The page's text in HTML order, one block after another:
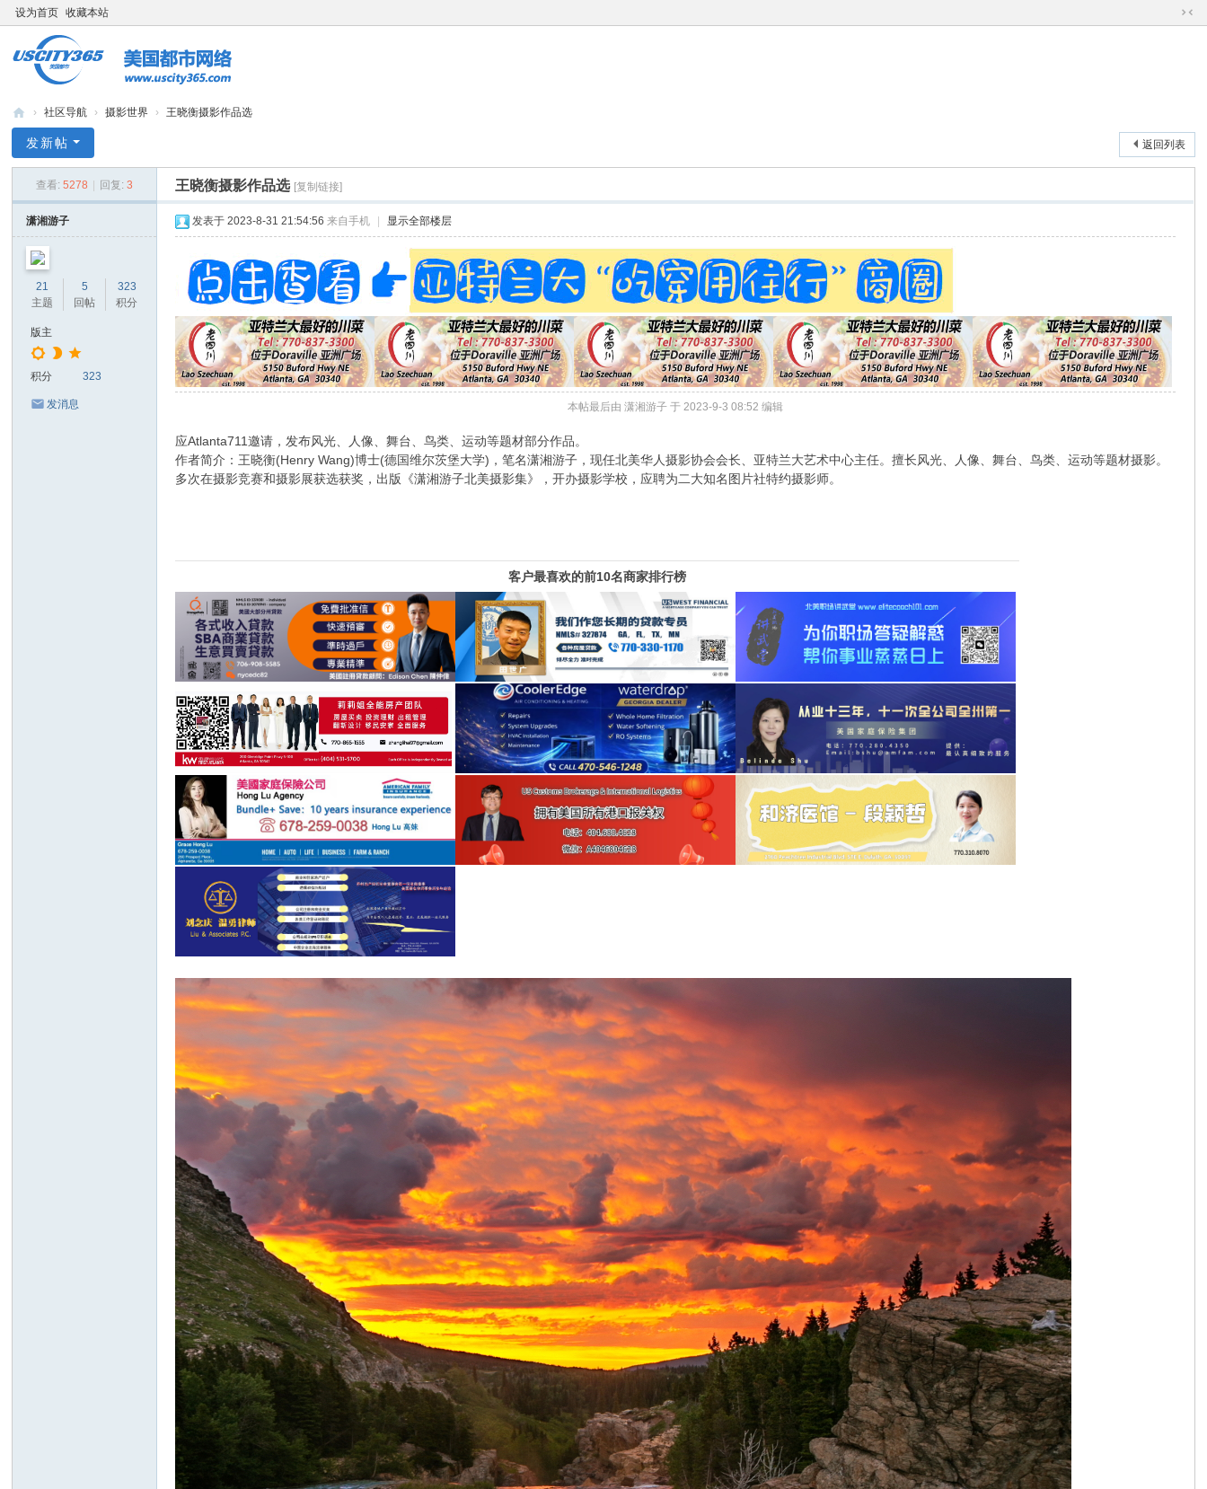
设为首页 收藏本站
切
s.
65
› 社区导航 › 摄影世界 › 王晓衡摄影作品选
返回列表
发新帖
查看: 5278 回复: 3 王晓衡摄影作品选 [复制链接]
潇湘游子
21
主题
5
回帖
323
积分
版主
积分 323
发消息
发表于 2023-8-31 21:54:56 来自手机 显示全部楼层
本帖最后由 潇湘游子 于 2023-9-3 08:52 编辑
应Atlanta711邀请，发布风光、人像、舞台、鸟类、运动等题材部分作品。
作者简介：王晓衡(Henry Wang)博士(德国维尔茨堡大学)，笔名潇湘游子，现任北美华人摄影协会会长、亚特兰大艺术中心主任。擅长风光、人像、舞台、鸟类、运动等题材摄影。
多次在摄影竞赛和摄影展获选获奖，出版《潇湘游子北美摄影集》，开办摄影学校，应聘为二大知名图片社特约摄影师。
客户最喜欢的前10名商家排行榜